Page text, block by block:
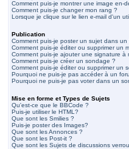
Comment puis-je montrer une image en-
Comment puis-je changer mon rang ?
Lorsque je clique sur le lien e-mail d'un
Publication
Comment puis-je poster un sujet dans un
Comment puis-je éditer ou supprimer un
Comment puis-je ajouter une signature à
Comment puis-je créer un sondage ?
Comment puis-je éditer ou supprimer un
Pourquoi ne puis-je pas accéder à un
Pourquoi ne puis-je pas voter dans un
Mise en forme et Types de Sujets
Qu'est-ce que le BBCode ?
Puis-je utiliser le HTML?
Que sont les Smilies ?
Puis-je poster des Images?
Que sont les Annonces ?
Que sont les Post-it ?
Que sont les Sujets de discussions